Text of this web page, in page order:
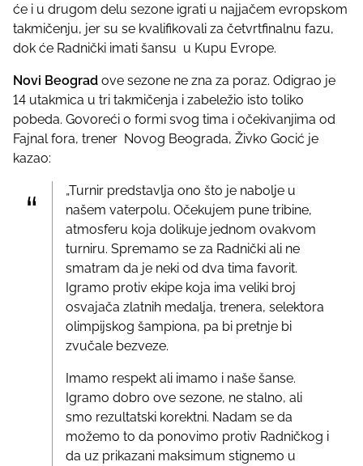
će i u drugom delu sezone igrati u najjačem evropskom
takmičenju, jer su se kvalifikovali za četvrtfinalnu fazu,
dok će Radnički imati šansu u Kupu Evrope.
Novi Beograd ove sezone ne zna za poraz. Odigrao je
14 utakmica u tri takmičenja i zabeležio isto toliko
pobeda. Govoreći o formi svog tima i očekivanjima od
Fajnal fora, trener Novog Beograda, Živko Gocić je
kazao:
„Turnir predstavlja ono što je nabolje u
našem vaterpolu. Očekujem pune tribine,
atmosferu koja dolikuje jednom ovakvom
turniru. Spremamo se za Radnički ali ne
smatram da je neki od dva tima favorit.
Igramo protiv ekipe koja ima veliki broj
osvajača zlatnih medalja, trenera, selektora
olimpijskog šampiona, pa bi pretnje bi
zvučale bezveze.
Imamo respekt ali imamo i naše šanse.
Igramo dobro ove sezone, ne stalno, ali
smo rezultatski korektni. Nadam se da
možemo to da ponovimo protiv Radničkog i
da uz prikazani maksimum stignemo u